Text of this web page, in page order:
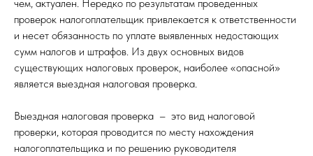
чем, актуален. Нередко по результатам проведенных
проверок налогоплательщик привлекается к ответственности
и несет обязанность по уплате выявленных недостающих
сумм налогов и штрафов. Из двух основных видов
существующих налоговых проверок, наиболее «опасной»
является выездная налоговая проверка.
Выездная налоговая проверка – это вид налоговой
проверки, которая проводится по месту нахождения
налогоплательщика и по решению руководителя